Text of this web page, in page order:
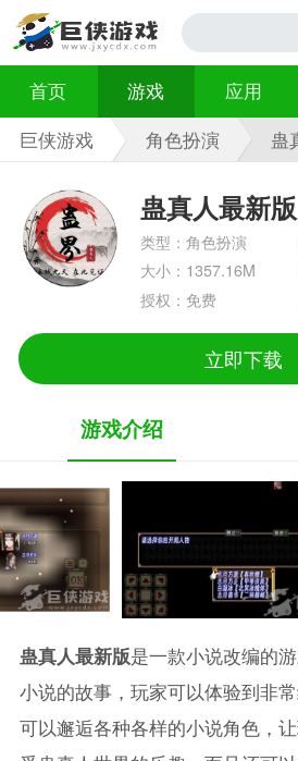
首页 游戏 应用
巨侠游戏
角色扮演 蛊
蛊真人最新版
类型：角色扮演
大小：1357.16M
授权：免费
立即下载
游戏介绍
蛊真人最新版是一款小说改编的
小说的故事，玩家可以体验到非
可以邂逅各种各样的小说角色，